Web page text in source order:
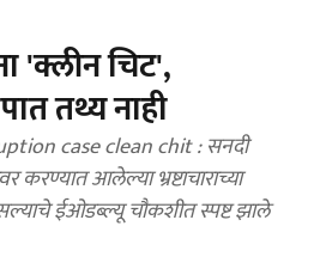
'क्लीन चिट',
तथ्य नाही
case clean chit : सनदी
करण्यात आलेल्या भ्रष्टाचाराच्या
ईओडब्ल्यू चौकशीत स्पष्ट झाले